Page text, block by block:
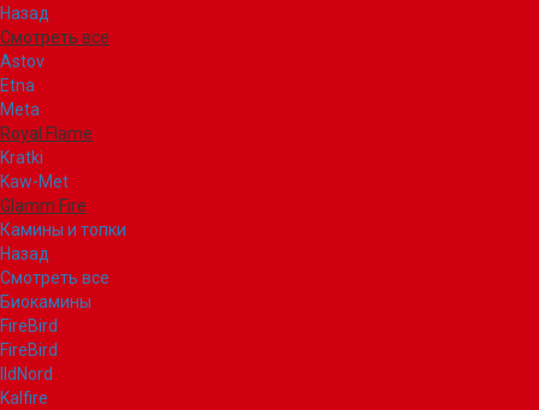
Назад
Смотреть все
Astov
Etna
Meta
Royal Flame
Kratki
Kaw-Met
Glamm Fire
Камины и топки
Назад
Смотреть все
Биокамины
FireBird
FireBird
IldNord
Kalfire